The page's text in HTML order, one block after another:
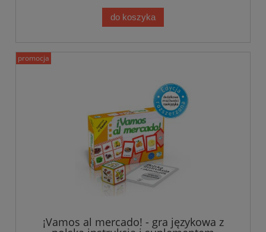
do koszyka
¡Vamos al mercado! - gra językowa z
promocja